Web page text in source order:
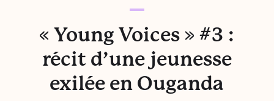
« Young Voices » #3 :
récit d’une jeunesse
exilée en Ouganda